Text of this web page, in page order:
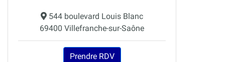
544 boulevard Louis Blanc
69400 Villefranche-sur-Saône
Prendre RDV